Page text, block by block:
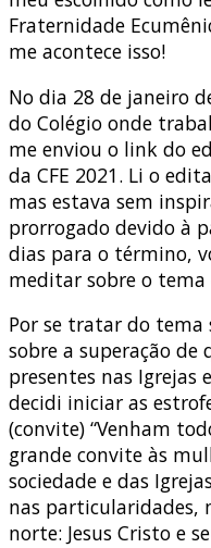
Fraternidade
me acontece isso!
No dia 28 de janeiro
do Colégio onde
me enviou o link do
da CFE 2021. Li o
mas estava sem
prorrogado devido à
dias para o término,
meditar sobre o tema
Por se tratar do tema
sobre a superação de
presentes nas Igrejas
decidi iniciar as
(convite) “Venham
grande convite às
sociedade e das
nas particularidades,
norte: Jesus Cristo e